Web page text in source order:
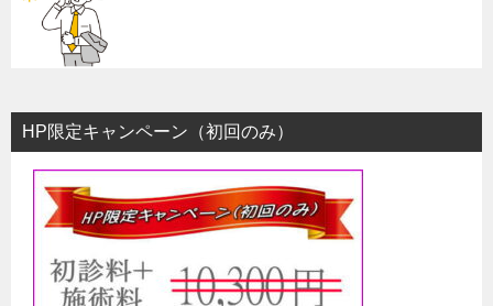
HP限定キャンペーン（初回のみ）